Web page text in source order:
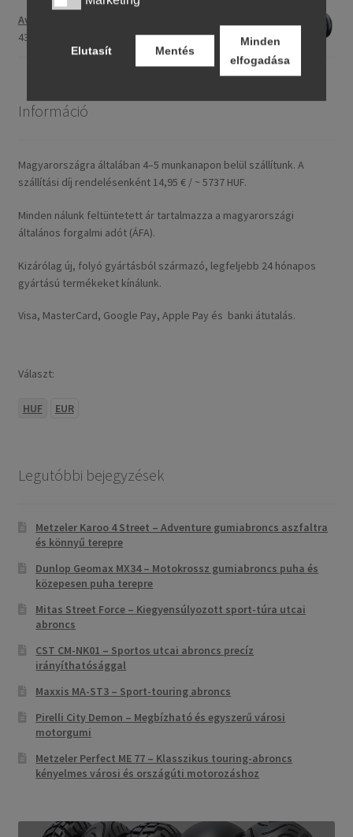
Avon Roadrider MKII 110/80 - 18 (58V) TL (első/hátsó)
43809,26 Ft
Információ
Magyarországra általában 4–5 munkanapon belül szállítunk. A
szállítási díj rendelésenként 14,95 € / ~ 5737 HUF.
Minden nálunk feltüntetett ár tartalmazza a magyarországi
általános forgalmi adót (ÁFA).
Kizárólag új, folyó gyártásból származó, legfeljebb 24 hónapos
gyártású termékeket kínálunk.
Visa, MasterCard, Google Pay, Apple Pay és banki átutalás.
Választ:
HUF EUR
Legutóbbi bejegyzések
Metzeler Karoo 4 Street – Adventure gumiabroncs aszfaltra
és könnyű terepre
Dunlop Geomax MX34 – Motokrossz gumiabroncs puha és
közepesen puha terepre
Mitas Street Force – Kiegyensúlyozott sport-túra utcai
abroncs
CST CM-NK01 – Sportos utcai abroncs precíz
irányíthatósággal
Maxxis MA-ST3 – Sport-touring abroncs
Pirelli City Demon – Megbízható és egyszerű városi
motorgumi
Metzeler Perfect ME 77 – Klasszikus touring-abroncs
kényelmes városi és országúti motorozáshoz
Elutasít Mentés
Minden
elfogadása